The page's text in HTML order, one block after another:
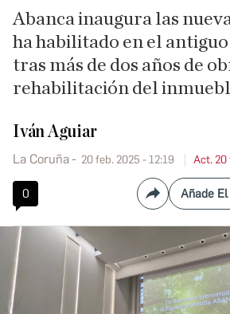
Abanca inaugura las
ha habilitado en el
tras más de dos años de
rehabilitación del
Iván Aguiar
La Coruña 20 feb. 2025 - 12:19 Act. 20
0 Compartir
Añade